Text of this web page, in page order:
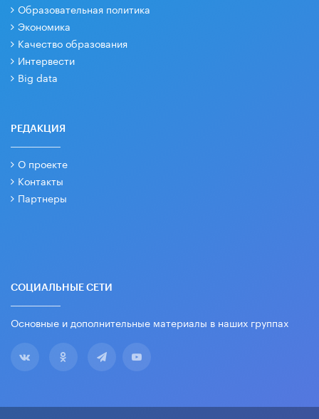
Образовательная политика
Экономика
Качество образования
Интервести
Big data
РЕДАКЦИЯ
О проекте
Контакты
Партнеры
СОЦИАЛЬНЫЕ СЕТИ
Основные и дополнительные материалы в наших группах